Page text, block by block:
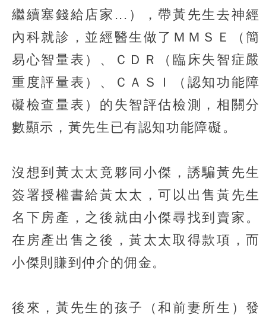
繼續塞錢給店家...），帶黃先生去神經
內科就診，並經醫生做了ＭＭＳＥ（簡
易心智量表）、ＣＤＲ（臨床失智症嚴
重度評量表）、ＣＡＳＩ（認知功能障
礙檢查量表）的失智評估檢測，相關分
數顯示，黃先生已有認知功能障礙。
沒想到黃太太竟夥同小傑，誘騙黃先生
簽署授權書給黃太太，可以出售黃先生
名下房產，之後就由小傑尋找到賣家。
在房產出售之後，黃太太取得款項，而
小傑則賺到仲介的佣金。
後來，黃先生的孩子（和前妻所生）發